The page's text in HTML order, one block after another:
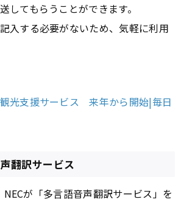
してもらうことができます。
入する必要がないため、気軽に利用
光支援サービス 来年から開始|毎日
翻訳サービス
が「多言語音声翻訳サービス」を